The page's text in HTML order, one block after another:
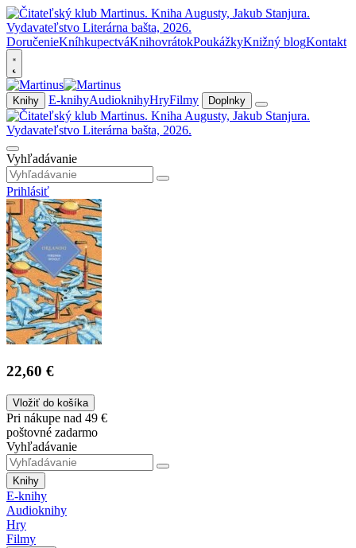
DoručenieKníhkupectváKnihovrátokPoukážkyKnižný blogKontakt
Knihy E-knihyAudioknihyHryFilmy Doplnky
Vyhľadávanie
Prihlásiť
22,60 €
Vložiť do košíka
Pri nákupe nad 49 €
poštovné zadarmo
Vyhľadávanie
Knihy
E-knihy
Audioknihy
Hry
Filmy